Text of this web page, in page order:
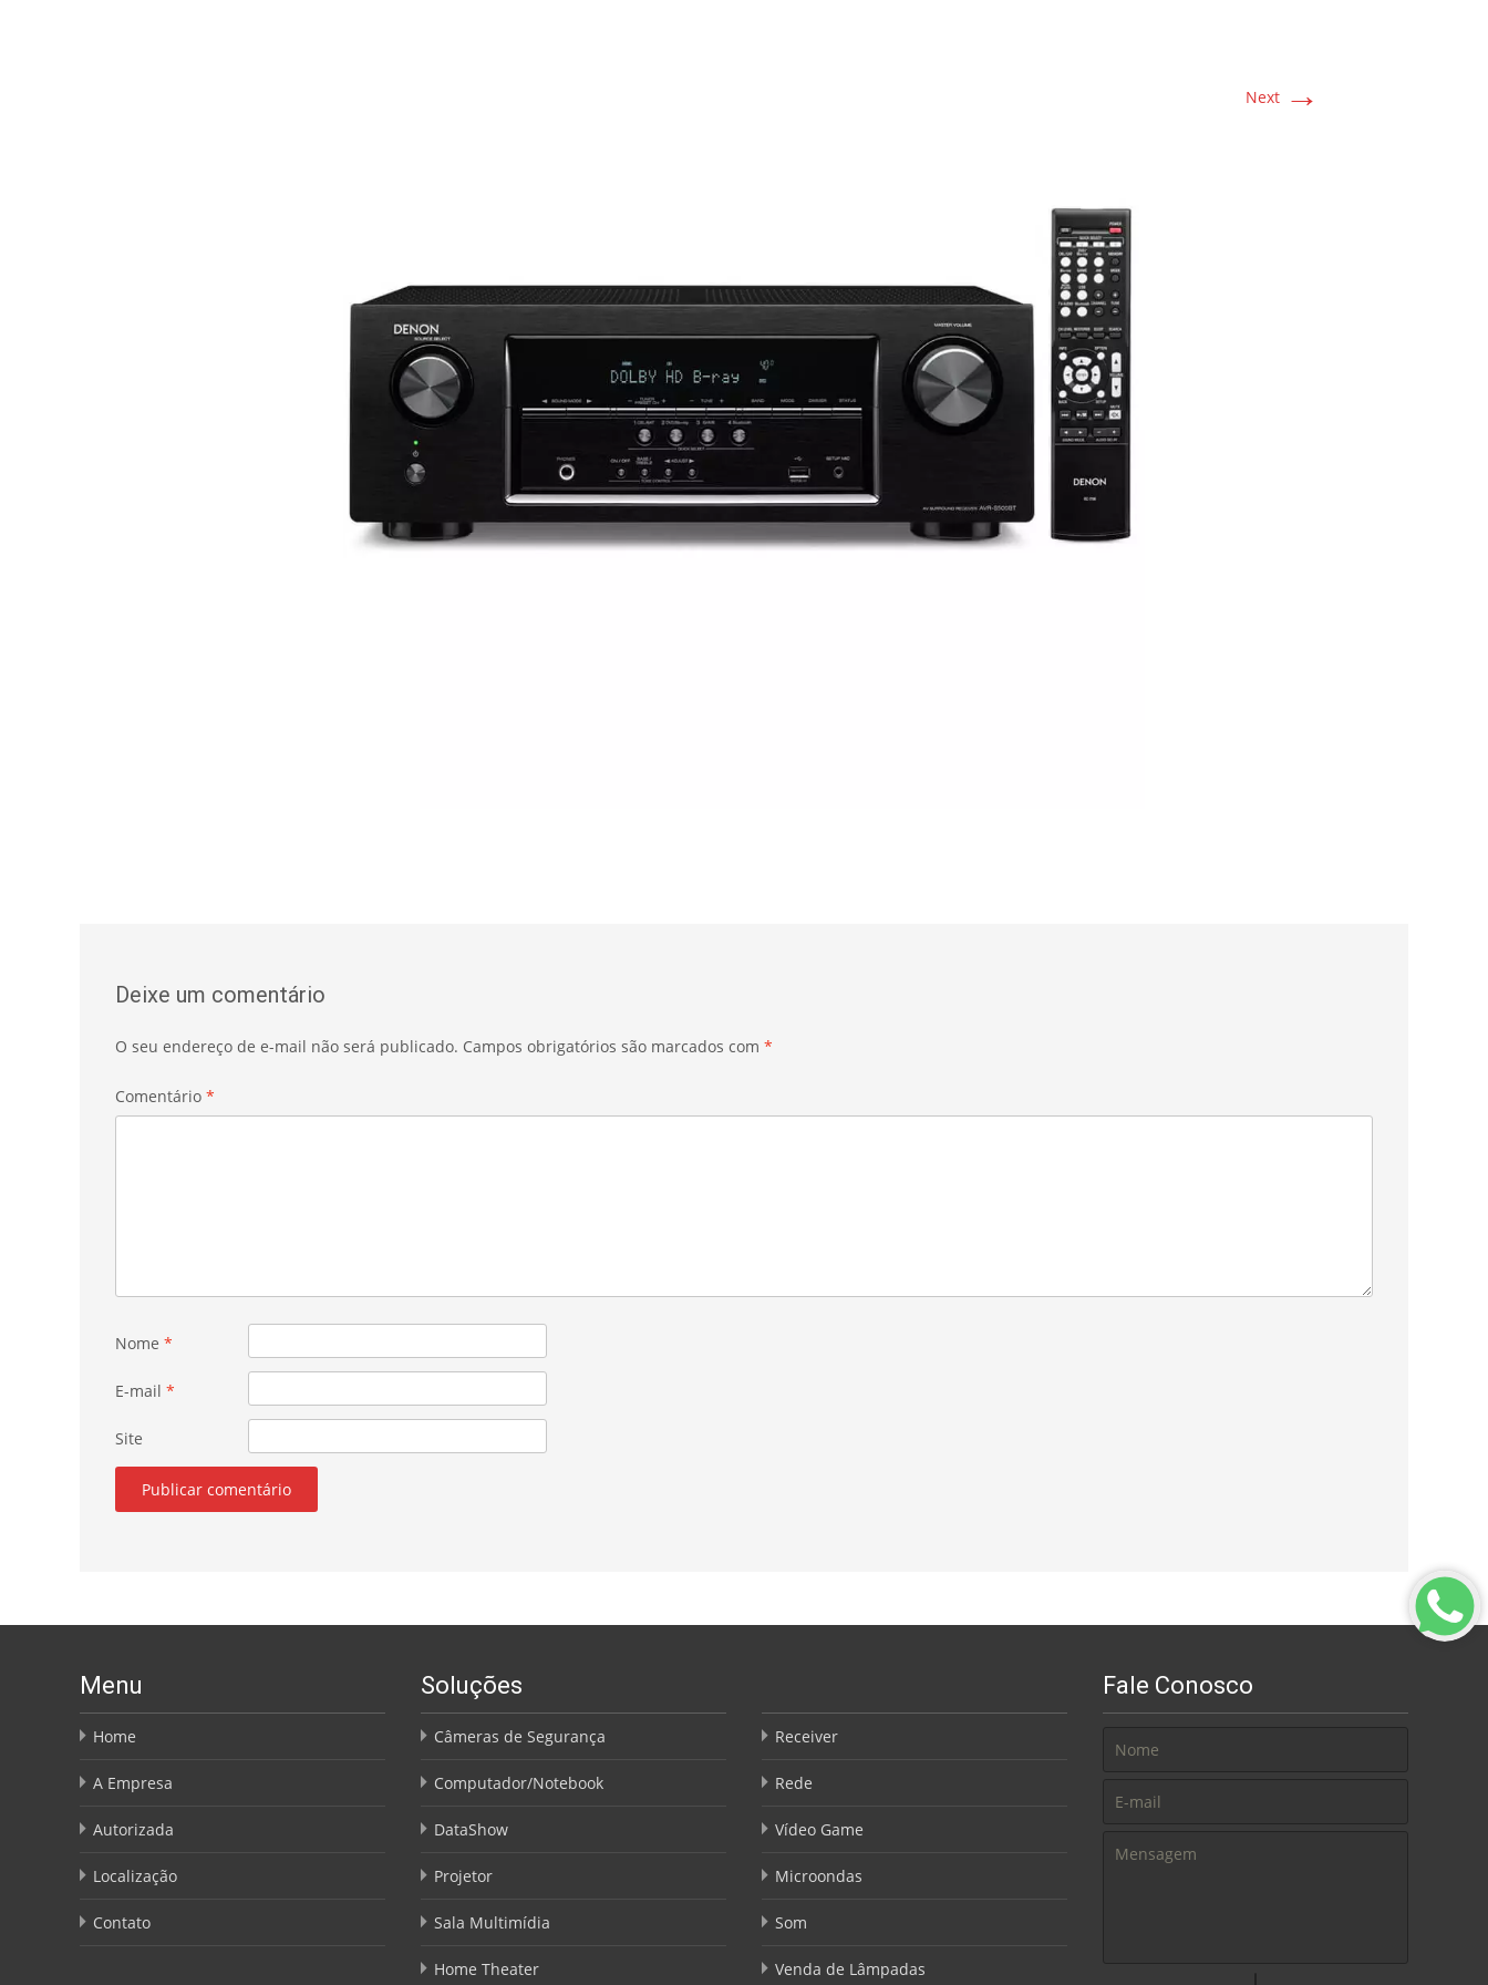
Next →
Deixe um comentário
O seu endereço de e-mail não será publicado. Campos obrigatórios são marcados com *
Comentário *
Nome *
E-mail *
Site
Menu
Home
A Empresa
Autorizada
Localização
Contato
Soluções
Câmeras de Segurança
Computador/Notebook
DataShow
Projetor
Sala Multimídia
Home Theater
Receiver
Rede
Vídeo Game
Microondas
Som
Venda de Lâmpadas
Fale Conosco